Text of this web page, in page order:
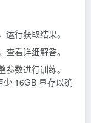
行获取结果。
看详细解答。
数进行训练。
16GB 显存以确